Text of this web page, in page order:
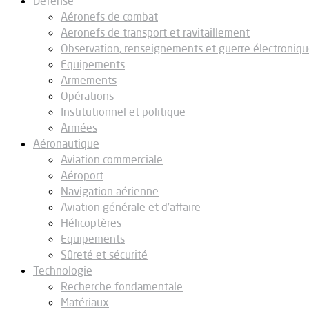
Aéronefs de combat
Aeronefs de transport et ravitaillement
Observation, renseignements et guerre
Equipements
Armements
Opérations
Institutionnel et politique
Armées
Aéronautique
Aviation commerciale
Aéroport
Navigation aérienne
Aviation générale et d’affaire
Hélicoptères
Equipements
Sûreté et sécurité
Technologie
Recherche fondamentale
Matériaux